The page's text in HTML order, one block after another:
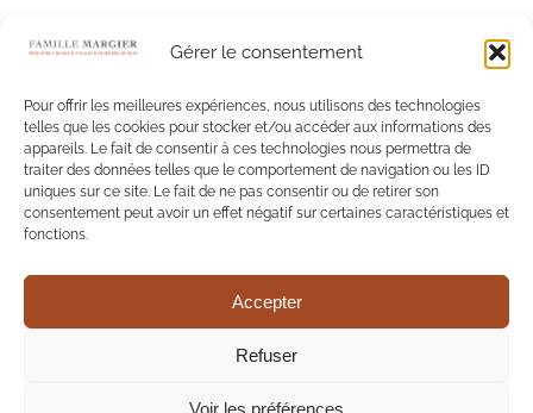
Gérer le consentement
Pour offrir les meilleures expériences, nous utilisons des technologies
telles que les cookies pour stocker et/ou accéder aux informations des
appareils. Le fait de consentir à ces technologies nous permettra de
traiter des données telles que le comportement de navigation ou les ID
uniques sur ce site. Le fait de ne pas consentir ou de retirer son
consentement peut avoir un effet négatif sur certaines caractéristiques et
fonctions.
Accepter
Refuser
Voir les préférences
L'abus d'alcool est dangereux pour la santé. A consommer
avec modération.